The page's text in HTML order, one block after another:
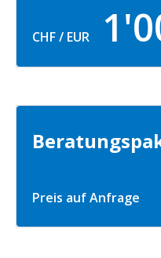
CHF / EUR
Preis auf Anfrage